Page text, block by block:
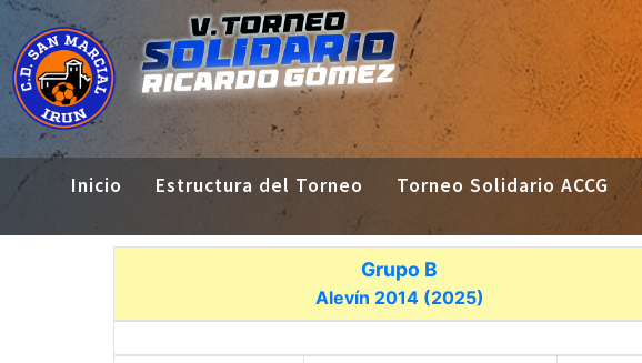
Inicio Estructura del Torneo Torneo Solidario ACCG
Grupo B
Alevín 2014 (2025)